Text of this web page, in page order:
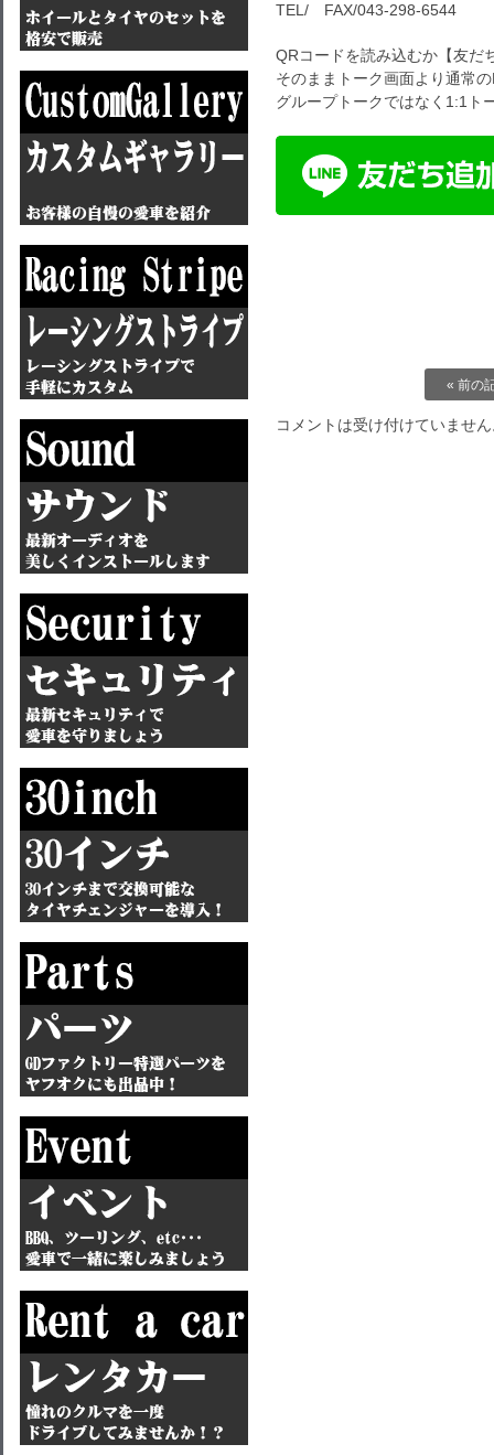
TEL/ FAX/043-298-6544
QRコードを読み込むか【友だ
そのままトーク画面より通常
グループトークではなく1:1ト
« 前の
コメントは受け付けていませ